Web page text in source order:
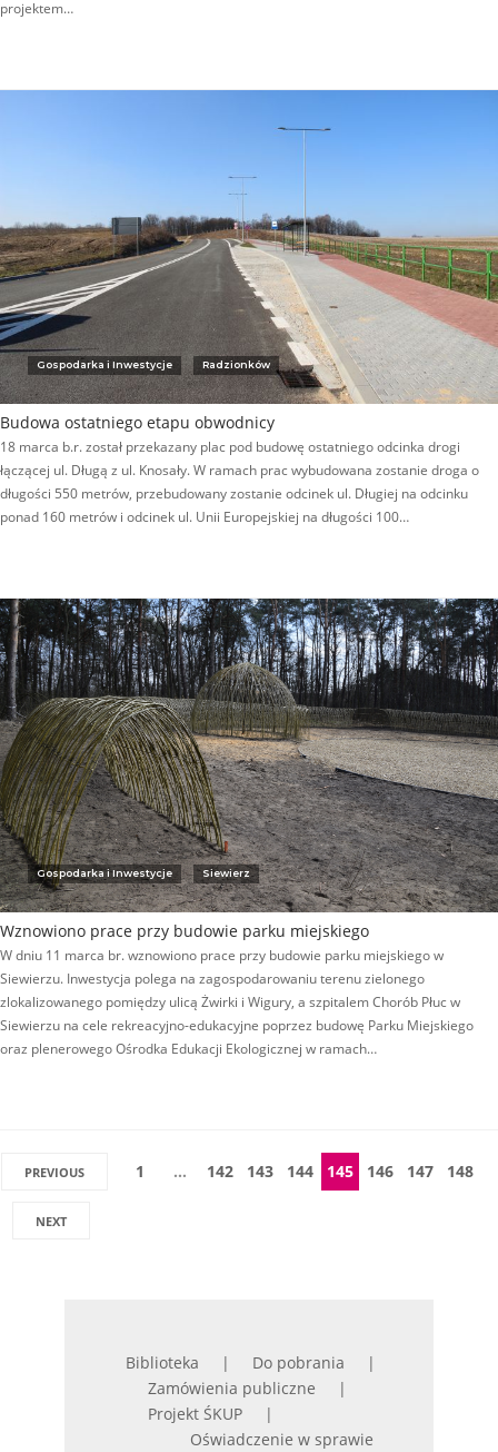
projektem…
Gospodarka i Inwestycje Radzionków
Budowa ostatniego etapu obwodnicy
18 marca b.r. został przekazany plac pod budowę ostatniego odcinka drogi
łączącej ul. Długą z ul. Knosały. W ramach prac wybudowana zostanie droga o
długości 550 metrów, przebudowany zostanie odcinek ul. Długiej na odcinku
ponad 160 metrów i odcinek ul. Unii Europejskiej na długości 100…
Gospodarka i Inwestycje Siewierz
Wznowiono prace przy budowie parku miejskiego
W dniu 11 marca br. wznowiono prace przy budowie parku miejskiego w
Siewierzu. Inwestycja polega na zagospodarowaniu terenu zielonego
zlokalizowanego pomiędzy ulicą Żwirki i Wigury, a szpitalem Chorób Płuc w
Siewierzu na cele rekreacyjno-edukacyjne poprzez budowę Parku Miejskiego
oraz plenerowego Ośrodka Edukacji Ekologicznej w ramach…
PREVIOUS 1 … 142 143 144 145 146 147 148
NEXT
Biblioteka
Do pobrania
Zamówienia publiczne
Projekt ŚKUP
Oświadczenie w sprawie